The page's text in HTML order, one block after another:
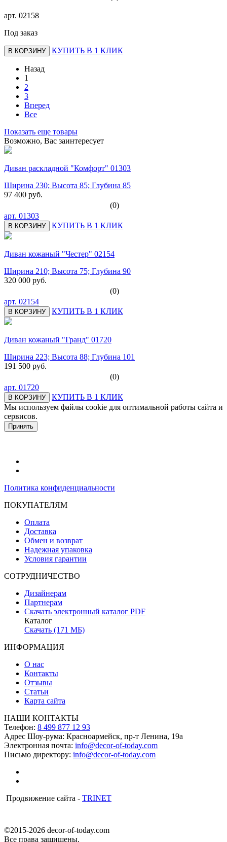
арт. 02158
Под заказ
В КОРЗИНУ КУПИТЬ В 1 КЛИК
Назад
1
2
3
Вперед
Все
Показать еще товары
Возможно, Вас заинтересует
Диван раскладной "Комфорт" 01303
Ширина 230; Высота 85; Глубина 85
97 400 руб.
(0)
арт. 01303
В КОРЗИНУ КУПИТЬ В 1 КЛИК
Диван кожаный "Честер" 02154
Ширина 210; Высота 75; Глубина 90
320 000 руб.
(0)
арт. 02154
В КОРЗИНУ КУПИТЬ В 1 КЛИК
Диван кожаный "Гранд" 01720
Ширина 223; Высота 88; Глубина 101
191 500 руб.
(0)
арт. 01720
В КОРЗИНУ
КУПИТЬ В 1 КЛИК
Мы используем файлы cookie для оптимальной работы сайта и
сервисов.
Принять
Политика конфиденциальности
ПОКУПАТЕЛЯМ
Оплата
Доставка
Обмен и возврат
Надежная упаковка
Условия гарантии
СОТРУДНИЧЕСТВО
Дизайнерам
Партнерам
Скачать электронный каталог PDF
Каталог
Скачать (171 МБ)
ИНФОРМАЦИЯ
О нас
Контакты
Отзывы
Статьи
Карта сайта
НАШИ КОНТАКТЫ
Телефон: 8 499 877 12 93
Адрес Шоу-рума: Красноармейск, пр-т Ленина, 19а
Электронная почта: info@decor-of-today.com
Письмо директору: info@decor-of-today.com
Продвижение сайта - TRINET
©2015-2026 decor-of-today.com
Все права защищены.